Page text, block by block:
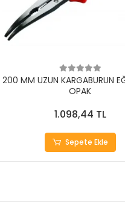
200 MM UZUN KARGABURUN
OPAK
1.098,44 TL
Sepete Ekle